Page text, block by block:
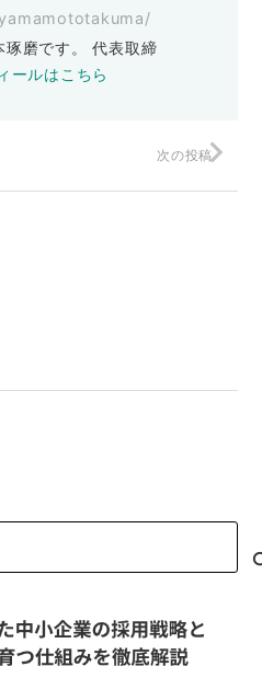
琢磨です。 代表取締
ールはこちら
次の投稿